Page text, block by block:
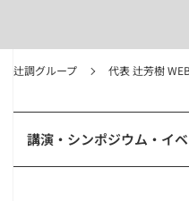
辻調グループ 代表 辻芳樹
講演・シンポジウム・イベ